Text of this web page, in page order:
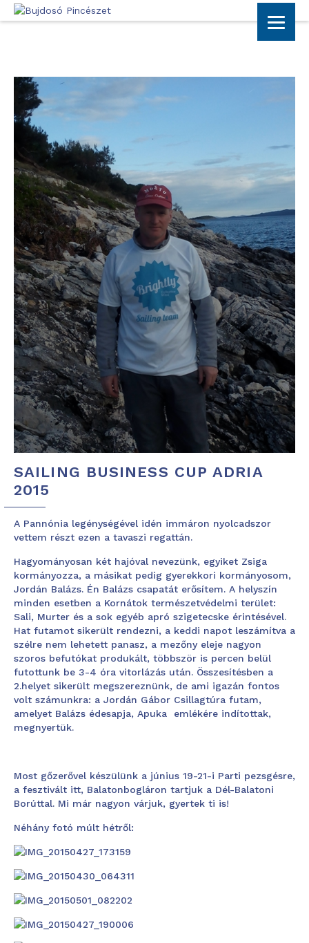
SAILING BUSINESS CUP ADRIA
2015
A Pannónia legénységével idén immáron nyolcadszor
vettem részt ezen a tavaszi regattán.
Hagyományosan két hajóval nevezünk, egyiket Zsiga
kormányozza, a másikat pedig gyerekkori kormányosom,
Jordán Balázs. Én Balázs csapatát erősítem. A helyszín
minden esetben a Kornátok természetvédelmi terület:
Sali, Murter és a sok egyéb apró szigetecske érintésével.
Hat futamot sikerült rendezni, a keddi napot leszámítva a
szélre nem lehetett panasz, a mezőny eleje nagyon
szoros befutókat produkált, többször is percen belül
futottunk be 3-4 óra vitorlázás után. Összesítésben a
2.helyet sikerült megszereznünk, de ami igazán fontos
volt számunkra: a Jordán Gábor Csillagtúra futam,
amelyet Balázs édesapja, Apuka emlékére indítottak,
megnyertük.
Most gőzerővel készülünk a június 19-21-i Parti pezsgésre,
a fesztivált itt, Balatonbogláron tartjuk a Dél-Balatoni
Borúttal. Mi már nagyon várjuk, gyertek ti is!
Néhány fotó múlt hétről: